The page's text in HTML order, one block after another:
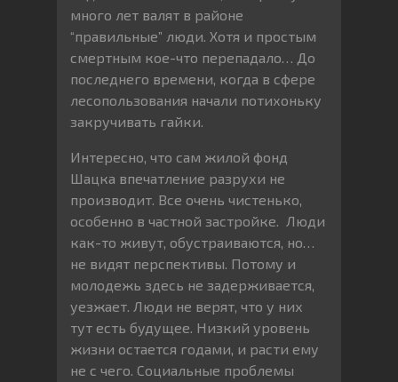
много лет валят в районе
“правильные” люди. Хотя и простым
смертным кое-что перепадало… До
последнего времени, когда в сфере
лесопользования начали потихоньку
закручивать гайки.
Интересно, что сам жилой фонд
Шацка впечатление разрухи не
производит. Все очень чистенько,
особенно в частной застройке. Люди
как-то живут, обустраиваются, но…
не видят перспективы. Потому и
молодежь здесь не задерживается,
уезжает. Люди не верят, что у них
тут есть будущее. Низкий уровень
жизни остается годами, и расти ему
не с чего. Социальные проблемы